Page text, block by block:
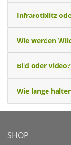
Infrarotblitz
Wie werden
Bild oder Video?
Wie lange
SHOP